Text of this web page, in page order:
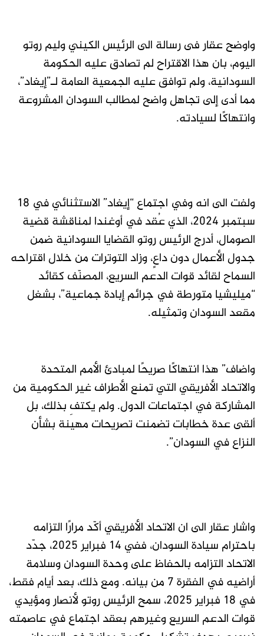
واوضح عقار فى رسالة الى الرئيس الكيني وليم روتو
اليوم، بان هذا الاقتراح لم تصادق عليه الحكومة
السودانية، ولم توافق عليه الجمعية العامة لـ”إيغاد”،
مما أدى إلى تجاهل واضح لمطالب السودان المشروعة
وانتهاكًا لسيادته.
ولفت الى انه وفي اجتماع “إيغاد” الاستثنائي في 18
سبتمبر 2024، الذي عُقد في أوغندا لمناقشة قضية
الصومال، أدرج الرئيس روتو القضايا السودانية ضمن
جدول الأعمال دون داعٍ، وزاد التوترات من خلال اقتراحه
السماح لقائد قوات الدعم السريع، المصنّف كقائد
“ميليشيا متورطة في جرائم إبادة جماعية”، بشغل
مقعد السودان وتمثيله.
واضاف” هذا انتهاكًا صريحًا لمبادئ الأمم المتحدة
والاتحاد الأفريقي التي تمنع الأطراف غير الحكومية من
المشاركة في اجتماعات الدول. ولم يكتفِ بذلك، بل
ألقى عدة خطابات تضمنت تصريحات مهينة بشأن
النزاع في السودان”.
واشار عقار الى ان الاتحاد الأفريقي أكّد مرارًا التزامه
باحترام سيادة السودان، ففي 14 فبراير 2025، جدّد
الاتحاد التزامه بالحفاظ على وحدة السودان وسلامة
أراضيه في الفقرة 7 من بيانه. ومع ذلك، بعد أيام فقط،
في 18 فبراير 2025، سمح الرئيس روتو لأنصار ومؤيدي
قوات الدعم السريع وغيرهم بعقد اجتماع في عاصمته